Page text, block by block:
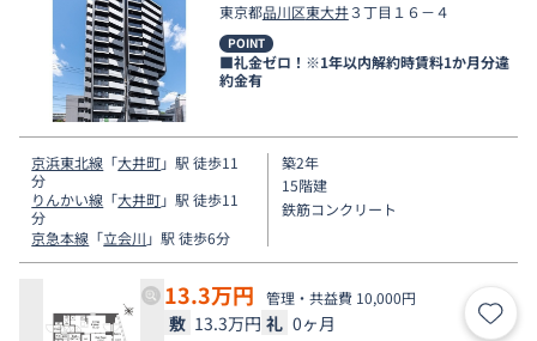
東京都品川区東大井３丁目１６－４
POINT
■礼金ゼロ！※1年以内解約時賃料1か月分違
約金有
京浜東北線 「大井町」駅 徒歩11
分
りんかい線 「大井町」駅 徒歩11
分
京急本線 「立会川 」駅 徒歩6分
築2年
15階建
鉄筋コンクリート
13.3万円 管理・共益費 10,000円
敷 13.3万円 礼 0ヶ月 お気